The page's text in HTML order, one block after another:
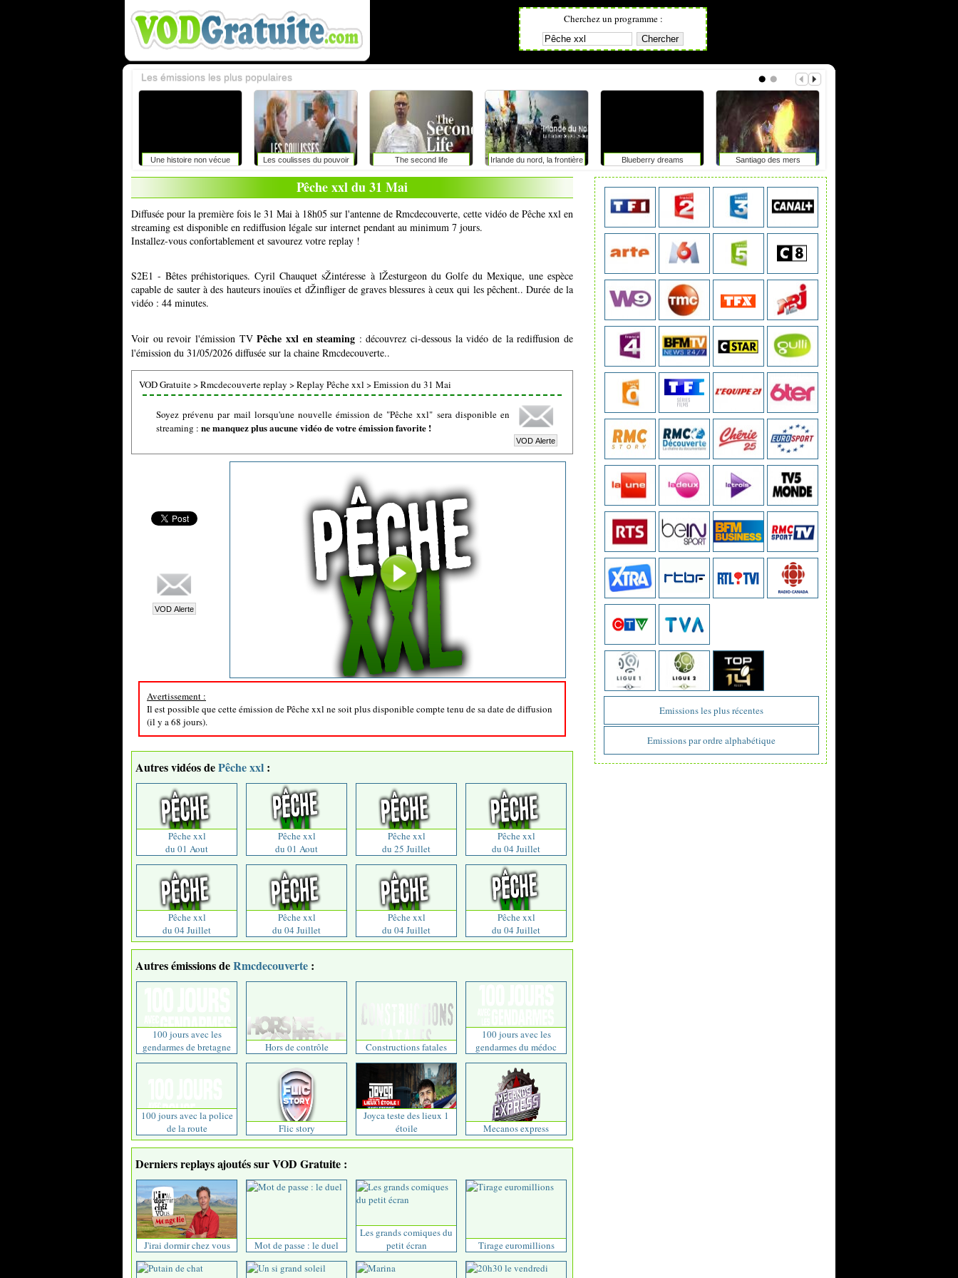
Cherchez un programme :
Une histoire non vécue Les coulisses du pouvoir The second life
Irlande du nord, la frontière
de tous les dangers
Blueberry dreams Santiago des mers
Les émissions les plus populaires
Emissions les plus récentes
Emissions par ordre alphabétique
Pêche xxl du 31 Mai
Diffusée pour la première fois le 31 Mai à 18h05 sur l'antenne de Rmcdecouverte, cette vidéo de Pêche xxl en
streaming est disponible en rediffusion légale sur internet pendant au minimum 7 jours.
Installez-vous confortablement et savourez votre replay !
S2E1 - Bêtes préhistoriques. Cyril Chauquet sŽintéresse à lŽesturgeon du Golfe du Mexique, une espèce
capable de sauter à des hauteurs inouïes et dŽinfliger de graves blessures à ceux qui les pêchent.. Durée de la
vidéo : 44 minutes.
Voir ou revoir l'émission TVPêche xxl en steaming : découvrez ci-dessous la vidéo de la rediffusion de
l'émission du 31/05/2026 diffusée sur la chaine Rmcdecouverte..
VOD Gratuite>Rmcdecouverte replay >Replay Pêche xxl >Emission du 31 Mai
Soyez prévenu par mail lorsqu'une nouvelle émission de "Pêche xxl" sera disponible en
streaming : ne manquez plus aucune vidéo de votre émission favorite !
Avertissement :
Il est possible que cette émission de Pêche xxl ne soit plus disponible compte tenu de sa date de diffusion
(il y a 68 jours).
Autres vidéos dePêche xxl :
Pêche xxl
du 01 Aout
Pêche xxl
du 01 Aout
Pêche xxl
du 25 Juillet
Pêche xxl
du 04 Juillet
Pêche xxl
du 04 Juillet
Pêche xxl
du 04 Juillet
Pêche xxl
du 04 Juillet
Pêche xxl
du 04 Juillet
Autres émissions deRmcdecouverte :
100 jours avec les
gendarmes de bretagne
Hors de contrôle Constructions fatales
100 jours avec les
gendarmes du médoc
100 jours avec la police
de la route
Flic story
Joyca teste des lieux 1
étoile
Mecanos express
Derniers replays ajoutés sur VOD Gratuite :
J'irai dormir chez vous Mot de passe : le duel
Les grands comiques du
petit écran
Tirage euromillions